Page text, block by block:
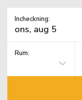
Incheckning:
Rum: